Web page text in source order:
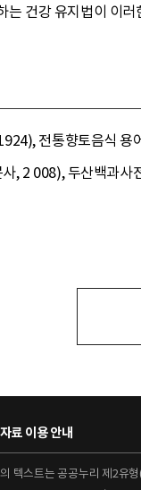
건강 유지법이 이
전통향토음식
, 2 008), 두산백과
료 이용 안내
텍스트는 공공누리 제2유